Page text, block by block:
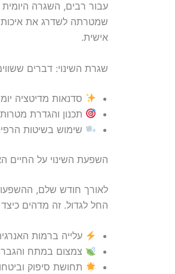
שמטרתה לשדרג את איכות
אישית.
שגרת השינוי: דברים
סדנאות מדיטציה
תכנון והגדרת
שימוש בשיטות
השפעת השינוי על החיים
לאורך חודש שלם,
החל לגדול. זה מדהים כיצד
עלייה ברמות
צמצום במתח
תחושת סיפוק